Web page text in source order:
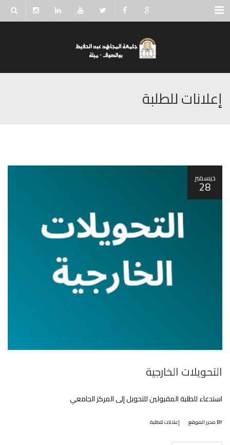
Menu
إعلانات للطلبة
ديسمبر
28
التحويلات الخارجية
استدعاء للطلبة المقبولين للتحويل إلى المركز الجامعي
BY محرر الموقع إعلانات للطلبة